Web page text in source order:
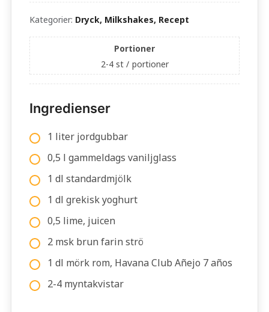
Kategorier: Dryck, Milkshakes, Recept
Portioner
2-4 st / portioner
Ingredienser
1 liter jordgubbar
0,5 l gammeldags vaniljglass
1 dl standardmjölk
1 dl grekisk yoghurt
0,5 lime, juicen
2 msk brun farin strö
1 dl mörk rom, Havana Club Añejo 7 años
2-4 myntakvistar